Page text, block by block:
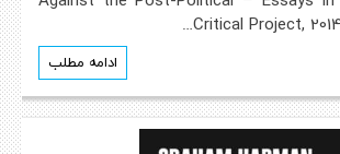
Critical Project,
ادامه مطلب